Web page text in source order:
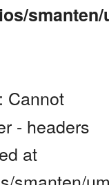
Cannot
- headers
at